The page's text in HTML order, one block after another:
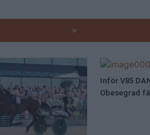
>
Inför V85
Obesegrad